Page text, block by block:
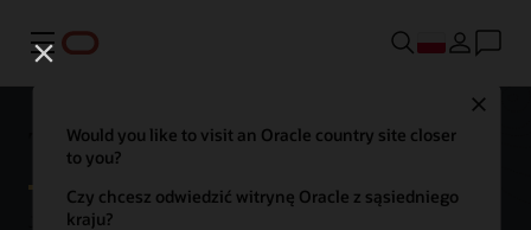
Menu
Would you like to visit an Oracle country site closer
to you?
Czy chcesz odwiedzić witrynę Oracle z sąsiedniego
kraju?
Technologia Oracle Java Card
Java Card to jedna z najlepszych otwartych, interoperacyjnych